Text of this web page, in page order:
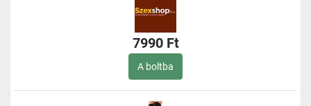
7990 Ft
A boltba